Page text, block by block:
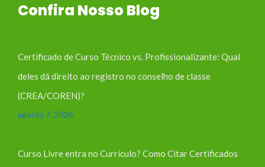
Confira Nosso Blog
Certificado de Curso Técnico vs. Profissionalizante: Qual
deles dá direito ao registro no conselho de classe
(CREA/COREN)?
agosto 7, 2026
Curso Livre entra no Currículo? Como Citar Certificados